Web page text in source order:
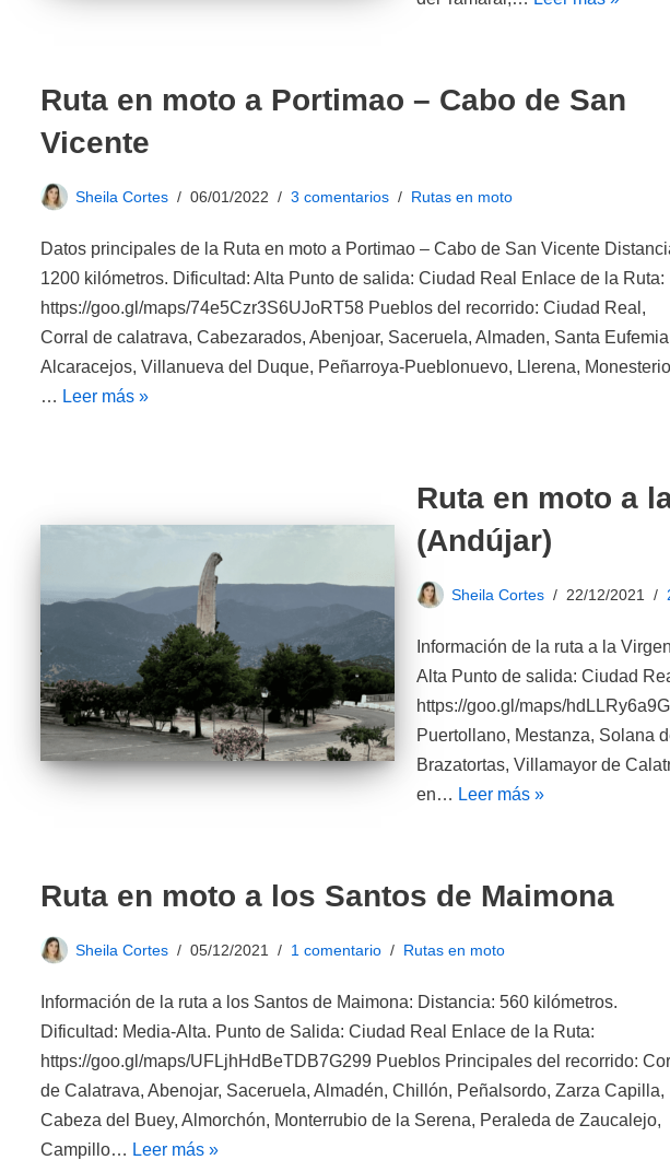
Ruta en moto a Portimao – Cabo de San
Vicente
Sheila Cortes 06/01/2022 3 comentarios Rutas en moto
Datos principales de la Ruta en moto a Portimao – Cabo de San Vicente
1200 kilómetros. Dificultad: Alta Punto de salida: Ciudad Real Enlace de la Ruta:
https://goo.gl/maps/74e5Czr3S6UJoRT58 Pueblos del recorrido: Ciudad Real,
Corral de calatrava, Cabezarados, Abenjoar, Saceruela, Almaden, Santa
Alcaracejos, Villanueva del Duque, Peñarroya-Pueblonuevo, Llerena,
… Leer más »
Ruta en moto a
(Andújar)
Sheila Cortes 22/12/2021
Información de la ruta a la
Alta Punto de salida: Ciudad
https://goo.gl/maps/
Puertollano, Mestanza, Solana
Brazatortas, Villamayor de
en… Leer más »
Ruta en moto a los Santos de Maimona
Sheila Cortes 05/12/2021 1 comentario Rutas en moto
Información de la ruta a los Santos de Maimona: Distancia: 560 kilómetros.
Dificultad: Media-Alta. Punto de Salida: Ciudad Real Enlace de la Ruta:
https://goo.gl/maps/UFLjhHdBeTDB7G299 Pueblos Principales del recorrido:
de Calatrava, Abenojar, Saceruela, Almadén, Chillón, Peñalsordo, Zarza Capilla,
Cabeza del Buey, Almorchón, Monterrubio de la Serena, Peraleda de Zaucalejo,
Campillo… Leer más »